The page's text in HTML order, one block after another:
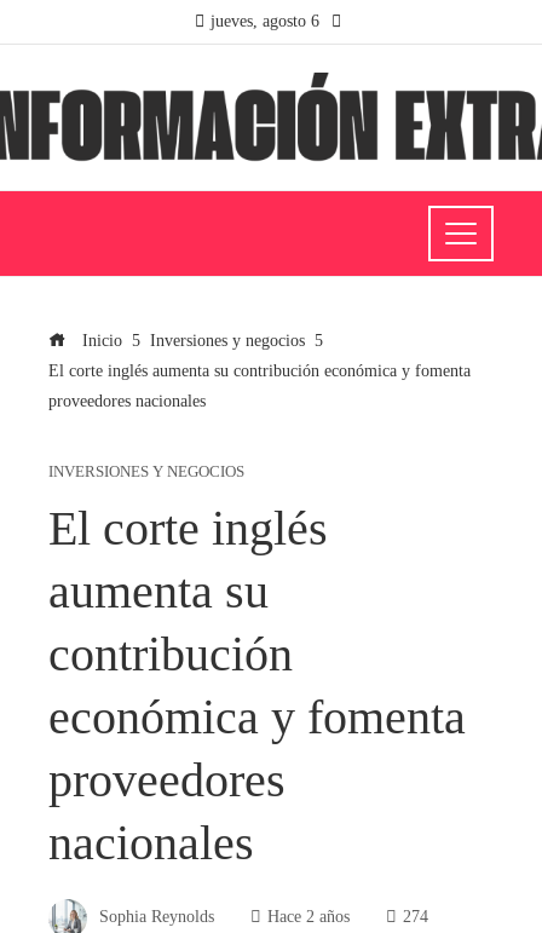
jueves, agosto 6
Inicio
Inversiones y negocios
El corte inglés aumenta su contribución económica y fomenta
proveedores nacionales
INVERSIONES Y NEGOCIOS
El corte inglés
aumenta su
contribución
económica y fomenta
proveedores
nacionales
Sophia Reynolds Hace 2 años 274